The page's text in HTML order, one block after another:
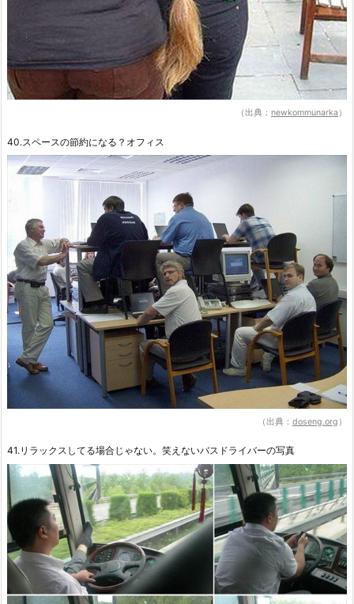
（出典： newkommunarka ）
40.スペースの節約になる？オフィス
（出典： doseng.org ）
41.リラックスしてる場合じゃない。笑えないバスドライバーの写真